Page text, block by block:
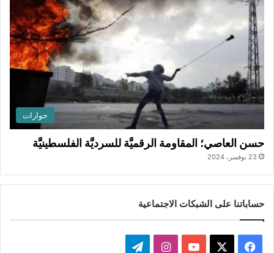
حوارات
حسن العاصي؛ المقاومة الرقميَّة للسرديَّة الفلسطينيَّة
23 نوفمبر، 2024
حساباتنا على الشبكات الاجتماعية